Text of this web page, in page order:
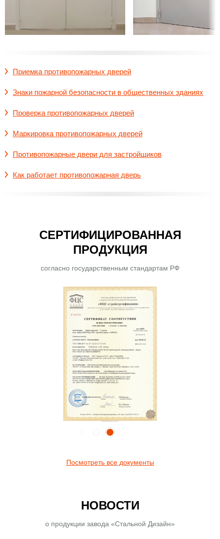
Приемка противопожарных дверей
Знаки пожарной безопасности в общественных зданиях
Проверка противопожарных дверей
Маркировка противопожарных дверей
Противопожарные двери для застройщиков
Как работает противопожарная дверь
СЕРТИФИЦИРОВАННАЯ
ПРОДУКЦИЯ
согласно государственным стандартам РФ
Посмотреть все документы
НОВОСТИ
о продукции завода «Стальной Дизайн»